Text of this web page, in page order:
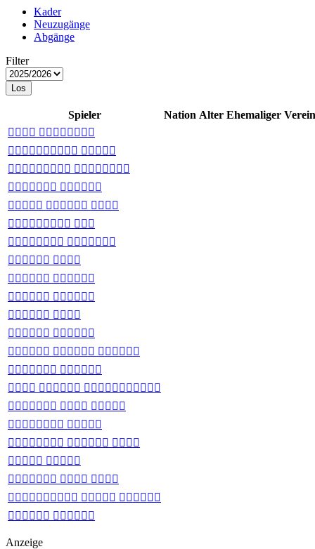
Kader
Neuzugänge
Abgänge
Filter
Los
Spieler Nation Alter Ehemaliger Verein
 
 
 
 
  
 
 
 
 
 
 
 
  
 
  
  
 
  
 
  
  
 
Anzeige